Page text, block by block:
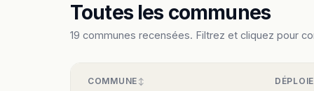
Toutes les communes
19 communes recensées. Filtrez et cliquez pour
COMMUNE